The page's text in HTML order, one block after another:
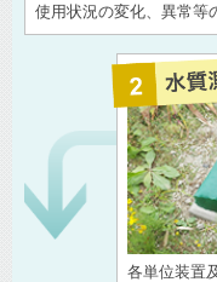
使用状況の変化、異常等
各単位装置